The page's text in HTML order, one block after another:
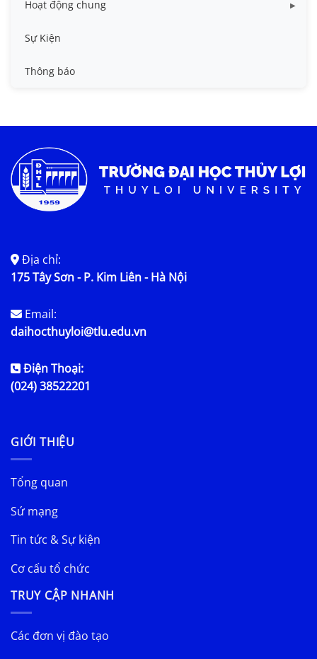
Hoạt động chung
Tin công tác sinh viên
Tin đào tạo
Tin tức chung
Sự Kiện
Thông báo
Địa chỉ:
175 Tây Sơn - P. Kim Liên - Hà Nội
Email:
daihocthuyloi@tlu.edu.vn
Điện Thoại:
(024) 38522201
GIỚI THIỆU
Tổng quan
Sứ mạng
Tin tức & Sự kiện
Cơ cấu tổ chức
TRUY CẬP NHANH
Các đơn vị đào tạo